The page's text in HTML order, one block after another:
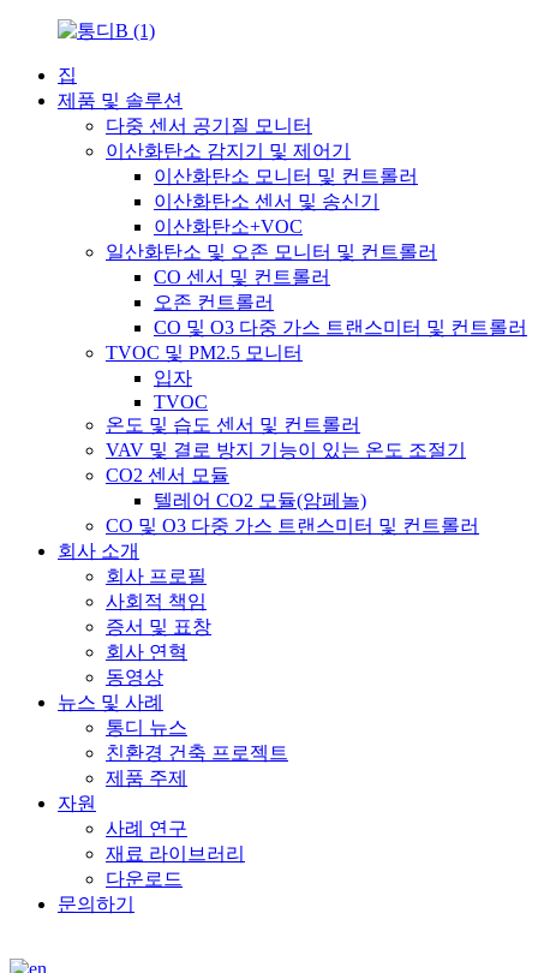
집
제품 및 솔루션
다중 센서 공기질 모니터
이산화탄소 감지기 및 제어기
이산화탄소 모니터 및 컨트롤러
이산화탄소 센서 및 송신기
이산화탄소+VOC
일산화탄소 및 오존 모니터 및 컨트롤러
CO 센서 및 컨트롤러
오존 컨트롤러
CO 및 O3 다중 가스 트랜스미터 및 컨트롤러
TVOC 및 PM2.5 모니터
입자
TVOC
온도 및 습도 센서 및 컨트롤러
VAV 및 결로 방지 기능이 있는 온도 조절기
CO2 센서 모듈
텔레어 CO2 모듈(암페놀)
CO 및 O3 다중 가스 트랜스미터 및 컨트롤러
회사 소개
회사 프로필
사회적 책임
증서 및 표창
회사 연혁
동영상
뉴스 및 사례
통디 뉴스
친환경 건축 프로젝트
제품 주제
자원
사례 연구
재료 라이브러리
다운로드
문의하기